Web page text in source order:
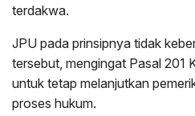
terdakwa.
JPU pada prinsipnya tidak
tersebut, mengingat Pasal 201
untuk tetap melanjutkan
proses hukum.